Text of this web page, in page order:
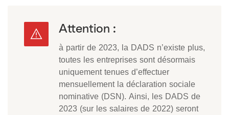
Attention :
à partir de 2023, la DADS n’existe plus,
toutes les entreprises sont désormais
uniquement tenues d’effectuer
mensuellement la déclaration sociale
nominative (DSN). Ainsi, les DADS de
2023 (sur les salaires de 2022) seront